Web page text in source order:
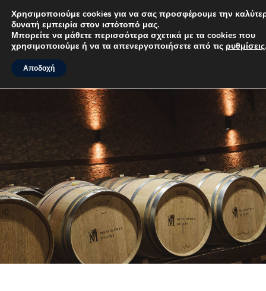
Χρησιμοποιούμε cookies για να σας προσφέρουμε την
καλύτερη δυνατή εμπειρία στον ιστότοπό μας.
Μπορείτε να μάθετε περισσότερα σχετικά με τα cookies που
χρησιμοποιούμε ή να τα απενεργοποιήσετε από τις
ρυθμίσεις.
Αποδοχή